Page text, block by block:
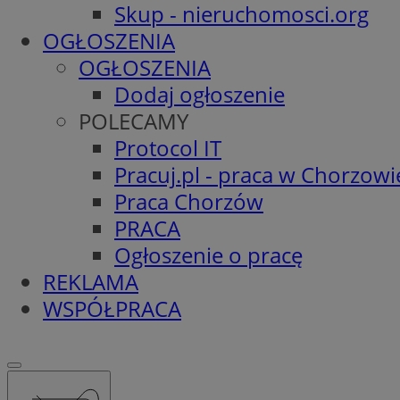
Skup - nieruchomosci.org
OGŁOSZENIA
OGŁOSZENIA
Dodaj ogłoszenie
POLECAMY
Protocol IT
Pracuj.pl - praca w
Praca Chorzów
PRACA
Ogłoszenie o pracę
REKLAMA
WSPÓŁPRACA